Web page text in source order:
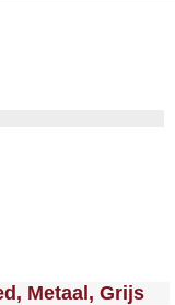
Metaal, Grijs